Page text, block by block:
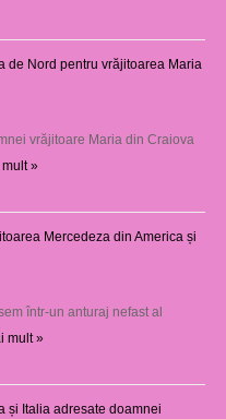
de Nord pentru vrăjitoarea Maria
vrăjitoare Maria din Craiova
»
Mercedeza din America și
într-un anturaj nefast al
mult »
și Italia adresate doamnei